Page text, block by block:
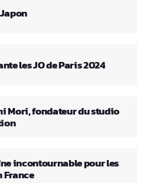
les JO de Paris 2024
Mori, fondateur du studio
incontournable pour les
France